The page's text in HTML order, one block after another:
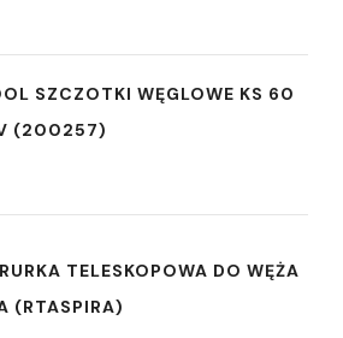
SZCZOTKI WĘGLOWE KS 60
(200257)
TELESKOPOWA DO WĘŻA
(RTASPIRA)